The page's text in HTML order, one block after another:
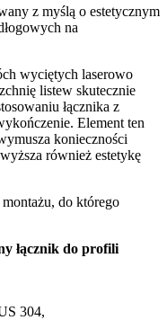
z myślą o estetycznym
na
wyciętych laserowo
listew skutecznie
łącznika z
Element ten
konieczności
również estetykę
do którego
łącznik do profili
304,